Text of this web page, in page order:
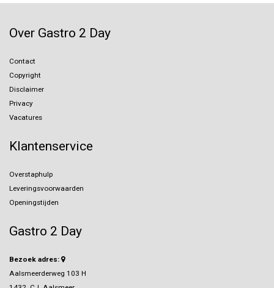
Over Gastro 2 Day
Contact
Copyright
Disclaimer
Privacy
Vacatures
Klantenservice
Overstaphulp
Leveringsvoorwaarden
Openingstijden
Gastro 2 Day
Bezoek adres:
Aalsmeerderweg 103 H